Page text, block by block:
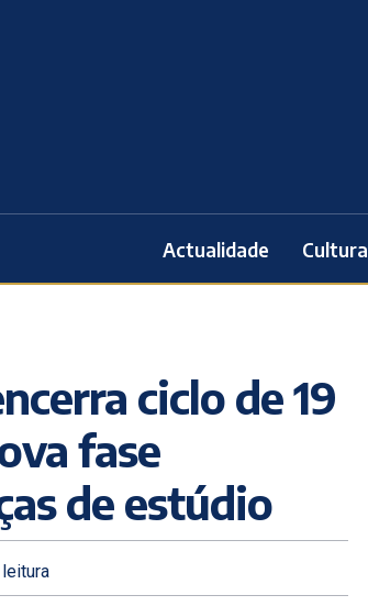
Actualidade Cultura
ciclo de 19
fase
de estúdio